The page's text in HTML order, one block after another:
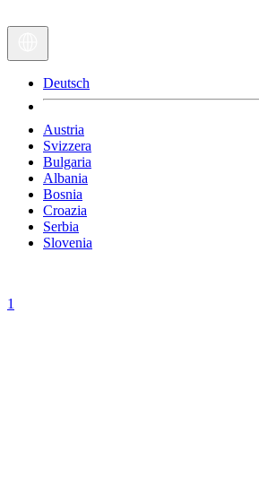
Deutsch
Austria
Svizzera
Bulgaria
Albania
Bosnia
Croazia
Serbia
Slovenia
1